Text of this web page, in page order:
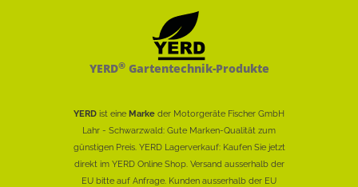
YERD®Gartentechnik-Produkte
YERD ist eine Marke der Motorgeräte Fischer GmbH
Lahr - Schwarzwald: Gute Marken-Qualität zum
günstigen Preis. YERD Lagerverkauf: Kaufen Sie jetzt
direkt im YERD Online Shop. Versand ausserhalb der
EU bitte auf Anfrage. Kunden ausserhalb der EU